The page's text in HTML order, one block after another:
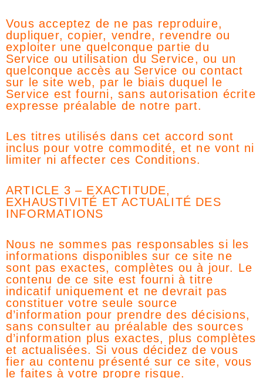
Vous acceptez de ne pas reproduire,
dupliquer, copier, vendre, revendre ou
exploiter une quelconque partie du
Service ou utilisation du Service, ou un
quelconque accès au Service ou contact
sur le site web, par le biais duquel le
Service est fourni, sans autorisation écrite
expresse préalable de notre part.
Les titres utilisés dans cet accord sont
inclus pour votre commodité, et ne vont ni
limiter ni affecter ces Conditions.
ARTICLE 3 – EXACTITUDE,
EXHAUSTIVITÉ ET ACTUALITÉ DES
INFORMATIONS
Nous ne sommes pas responsables si les
informations disponibles sur ce site ne
sont pas exactes, complètes ou à jour. Le
contenu de ce site est fourni à titre
indicatif uniquement et ne devrait pas
constituer votre seule source
d’information pour prendre des décisions,
sans consulter au préalable des sources
d’information plus exactes, plus complètes
et actualisées. Si vous décidez de vous
fier au contenu présenté sur ce site, vous
le faites à votre propre risque.